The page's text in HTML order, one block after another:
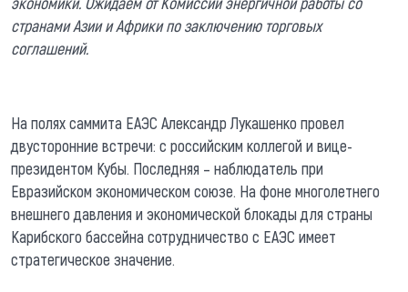
странами Азии и Африки по заключению торговых
соглашений.
На полях саммита ЕАЭС Александр Лукашенко провел
двусторонние встречи: с российским коллегой и вице-
президентом Кубы. Последняя – наблюдатель при
Евразийском экономическом союзе. На фоне многолетнего
внешнего давления и экономической блокады для страны
Карибского бассейна сотрудничество с ЕАЭС имеет
стратегическое значение.